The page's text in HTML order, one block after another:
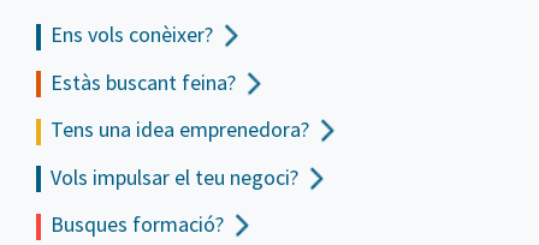
Ens vols conèixer?
Estàs buscant feina?
Tens una idea emprenedora?
Vols impulsar el teu negoci?
Busques formació?